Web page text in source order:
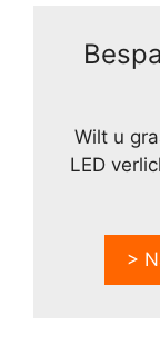
Wilt u
LED
>